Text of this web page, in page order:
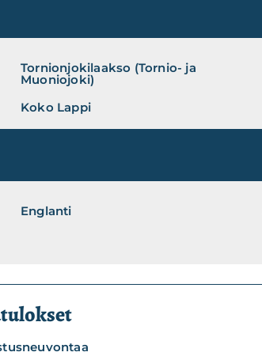
Tornionjokilaakso (Tornio- ja
Muoniojoki)
Koko Lappi
Englanti